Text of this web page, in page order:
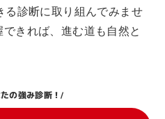
る診断に取り組んでみませ
きれば、進む道も自然と
の強み診断！/